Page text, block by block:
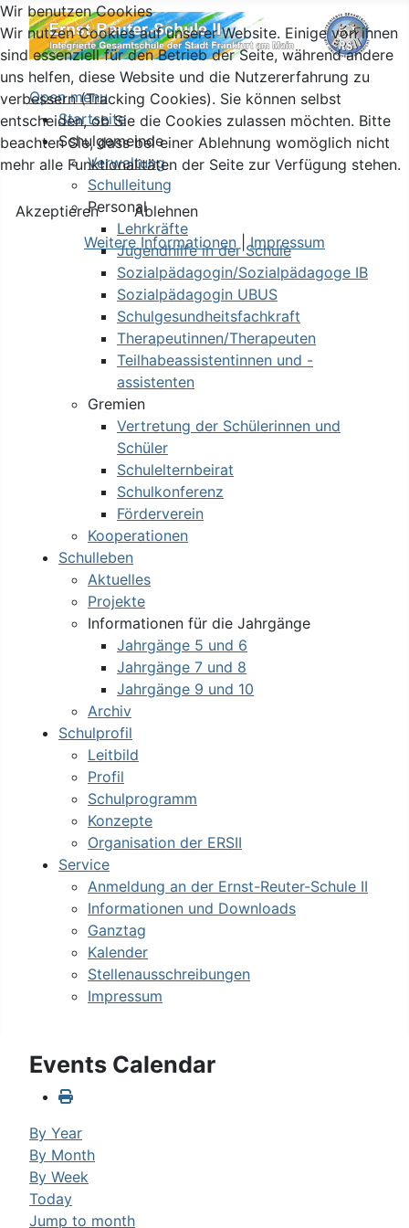
Open menu
Startseite
Schulgemeinde
Verwaltung
Schulleitung
Personal
Lehrkräfte
Jugendhilfe in der Schule
Sozialpädagogin/Sozialpädagoge IB
Sozialpädagogin UBUS
Schulgesundheitsfachkraft
Therapeutinnen/Therapeuten
Teilhabeassistentinnen und -
assistenten
Gremien
Vertretung der Schülerinnen und
Schüler
Schulelternbeirat
Schulkonferenz
Förderverein
Kooperationen
Schulleben
Aktuelles
Projekte
Informationen für die Jahrgänge
Jahrgänge 5 und 6
Jahrgänge 7 und 8
Jahrgänge 9 und 10
Archiv
Schulprofil
Leitbild
Profil
Schulprogramm
Konzepte
Organisation der ERSII
Service
Anmeldung an der Ernst-Reuter-Schule II
Informationen und Downloads
Ganztag
Kalender
Stellenausschreibungen
Impressum
Events Calendar
By Year
By Month
By Week
Today
Jump to month
Wir benutzen Cookies
Wir nutzen Cookies auf unserer Website. Einige von ihnen
sind essenziell für den Betrieb der Seite, während andere
uns helfen, diese Website und die Nutzererfahrung zu
verbessern (Tracking Cookies). Sie können selbst
entscheiden, ob Sie die Cookies zulassen möchten. Bitte
beachten Sie, dass bei einer Ablehnung womöglich nicht
mehr alle Funktionalitäten der Seite zur Verfügung stehen.
Akzeptieren
Ablehnen
Weitere Informationen |Impressum